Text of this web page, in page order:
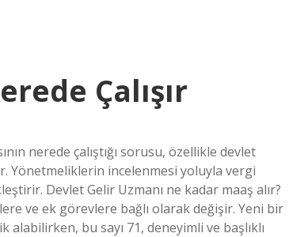
Çalışır
nerede çalıştığı sorusu, özellikle devlet
Yönetmeliklerin incelenmesi yoluyla vergi
Devlet Gelir Uzmanı ne kadar maaş alır?
ve ek görevlere bağlı olarak değişir. Yeni bir
bu sayı 71, deneyimli ve başlıklı